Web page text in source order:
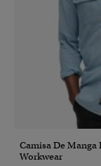
Camisa De Manga
Workwear